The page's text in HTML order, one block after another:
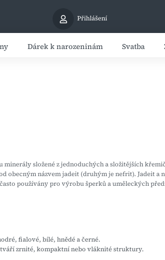
Přihlášení
Dárek k narozeninám Svatba
složené z jednoduchých a složitějších
obecným názvem jadeit (druhým je nefrit). Jadeit a
používány pro výrobu šperků a uměleckých
fialové, bílé, hnědé a černé.
zrnité, kompaktní nebo vláknité struktury.